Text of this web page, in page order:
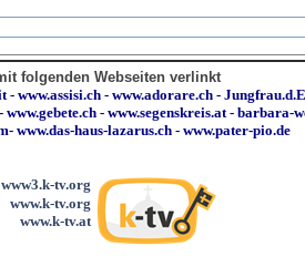
folgenden Webseiten verlinkt
-www.assisi.ch -www.adorare.ch -
-www.gebete.ch -www.segenskreis.at-barbara-
-www.das-haus-lazarus.ch - www.pater-pio.de
www3.k-tv.org
www.k-tv.org
www.k-tv.at